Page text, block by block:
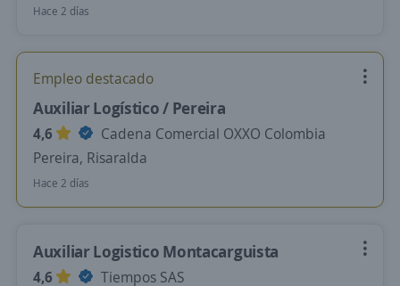
Hace 2 días
Empleo destacado
Auxiliar Logístico / Pereira
4,6
Cadena Comercial OXXO Colombia
Pereira, Risaralda
Hace 2 días
Auxiliar Logistico Montacarguista
4,6 Tiempos SAS